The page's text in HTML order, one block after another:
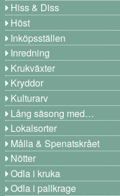
Hiss & Diss
Höst
Inköpsställen
Inredning
Krukväxter
Kryddor
Kulturarv
Lång säsong med…
Lokalsorter
Målla & Spenatskrået
Nötter
Odla i kruka
Odla i pallkrage